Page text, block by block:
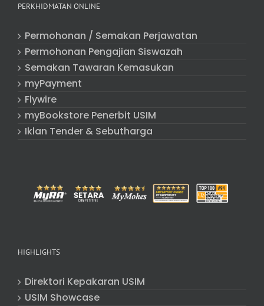
PERKHIDMATAN ONLINE
Permohonan / Semakan Perjawatan
Permohonan Pengajian Siswazah
Semakan Tawaran Kemasukan
myPayment
Flywire
myBookstore Penerbit USIM
Iklan Tender & Sebutharga
HIGHLIGHTS
Direktori Kepakaran USIM
USIM Showcase